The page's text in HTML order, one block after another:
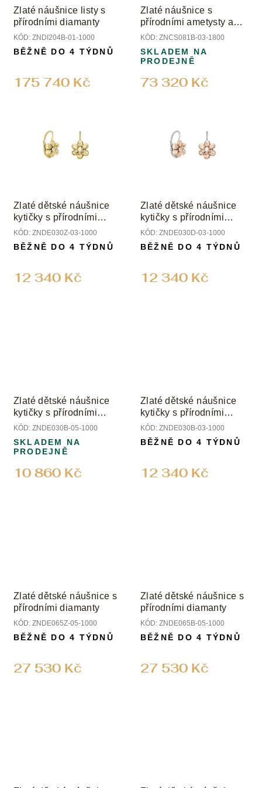
o
d
u
k
ů
Zlaté náušnice listy s
přírodními diamanty
KÓD: ZNDI204B-01-1000
175 740 Kč
BĚŽNĚ DO 4 TÝDNŮ
Zlaté náušnice s
přírodními ametysty a
diamanty
KÓD: ZNCS081B-03-1800
73 320 Kč
SKLADEM NA
PRODEJNĚ
Zlaté dětské náušnice
kytičky s přírodními
diamanty
KÓD: ZNDE030Z-03-1000
12 340 Kč
BĚŽNĚ DO 4 TÝDNŮ
Zlaté dětské náušnice
kytičky s přírodními
diamanty
KÓD: ZNDE030D-03-1000
12 340 Kč
BĚŽNĚ DO 4 TÝDNŮ
Zlaté dětské náušnice
kytičky s přírodními
diamanty
KÓD: ZNDE030B-05-1000
10 860 Kč
SKLADEM NA
PRODEJNĚ
Zlaté dětské náušnice
kytičky s přírodními
diamanty
KÓD: ZNDE030B-03-1000
12 340 Kč
BĚŽNĚ DO 4 TÝDNŮ
Zlaté dětské náušnice s
přírodními diamanty
KÓD: ZNDE065Z-05-1000
27 530 Kč
BĚŽNĚ DO 4 TÝDNŮ
Zlaté dětské náušnice s
přírodními diamanty
KÓD: ZNDE065B-05-1000
27 530 Kč
BĚŽNĚ DO 4 TÝDNŮ